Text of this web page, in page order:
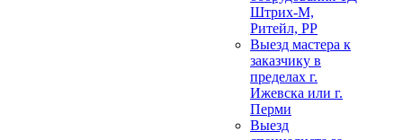
Штрих-М,
Ритейл, РР
Выезд мастера к
заказчику в
пределах г.
Ижевска или г.
Перми
Выезд